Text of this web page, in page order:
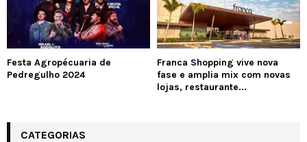
Festa Agropécuaria de
Pedregulho 2024
Franca Shopping vive nova
fase e amplia mix com novas
lojas, restaurante...
CATEGORIAS